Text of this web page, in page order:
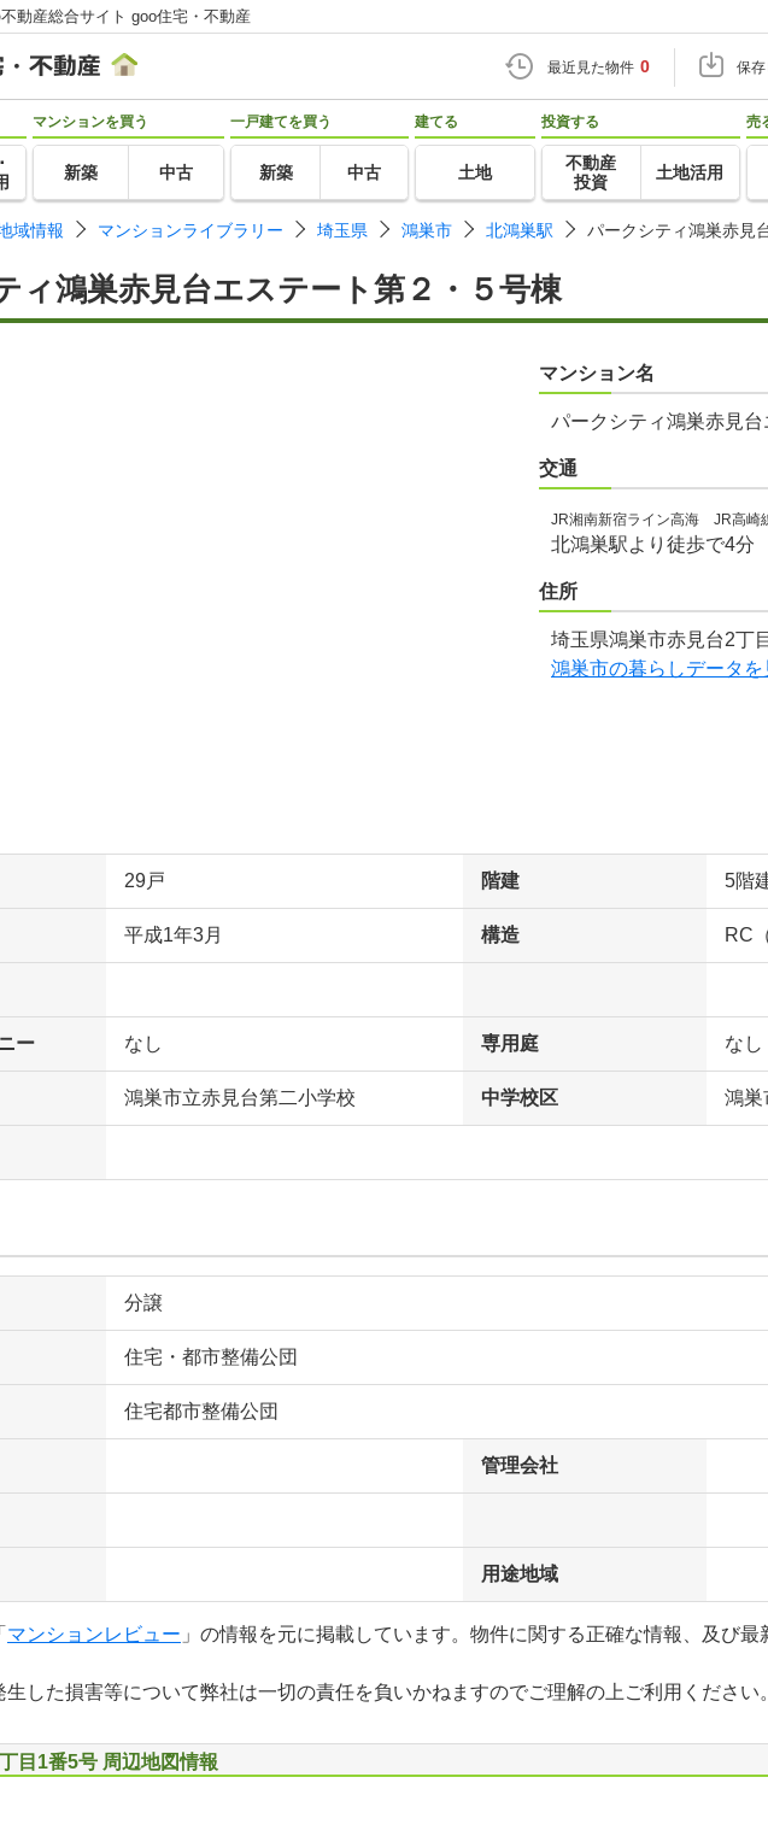
動産総合サイト goo住宅・不動産
最近見た物件 0 保
マンションを買う
新築 中古
一戸建てを買う
新築 中古
建てる
土地
投資する
不動産
投資
土地活用
売
域情報 マンションライブラリー 埼玉県 鴻巣市 北鴻巣駅 パークシティ鴻巣赤見
ィ鴻巣赤見台エステート第２・５号棟
マンション名
パークシティ鴻巣赤見
交通
JR湘南新宿ライン高海 JR高崎
北鴻巣駅より徒歩で4分
住所
埼玉県鴻巣市赤見台2丁
鴻巣市の暮らしデータを
29戸 階建 5階
平成1年3月 構造 RC
ー なし 専用庭 なし
鴻巣市立赤見台第二小学校 中学校区 鴻巣
分譲
住宅・都市整備公団
住宅都市整備公団
管理会社
用途地域
マンションレビュー 」の情報を元に掲載しています。物件に関する正確な情報、及び
した損害等について弊社は一切の責任を負いかねますのでご理解の上ご利用ください。
目1番5号 周辺地図情報